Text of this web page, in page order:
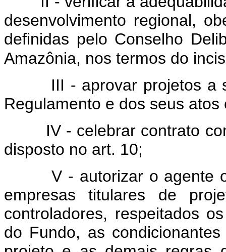
desenvolvimento regional,
definidas pelo Conselho
Amazônia, nos termos do
III - aprovar projetos a
Regulamento e dos seus
IV - celebrar contrato
disposto no art. 10;
V - autorizar o agente
empresas titulares de
controladores, respeitados
do Fundo, as